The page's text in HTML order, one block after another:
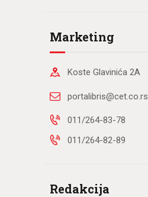
Marketing
Koste Glavinića 2A
portalibris@cet.co.rs
011/264-83-78
011/264-82-89
Redakcija